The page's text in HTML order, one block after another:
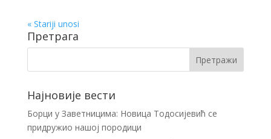
« Stariji unosi
Претрага
Најновије вести
Борци у Заветницима: Новица Тодосијевић се
придружио нашој породици